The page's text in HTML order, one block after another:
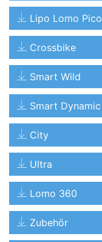
Lipo Lomo Pico
Crossbike
Smart Wild
Smart Dynamic
City
Ultra
Lomo 360
Zubehör